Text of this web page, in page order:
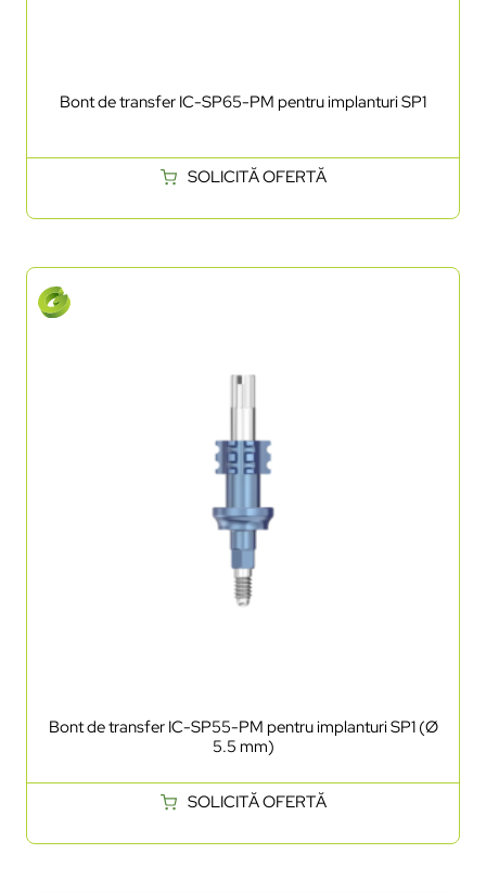
Bont de transfer IC-SP65-PM pentru implanturi SP1
SOLICITĂ OFERTĂ
Bont de transfer IC-SP55-PM pentru implanturi SP1 (Ø
5.5 mm)
SOLICITĂ OFERTĂ